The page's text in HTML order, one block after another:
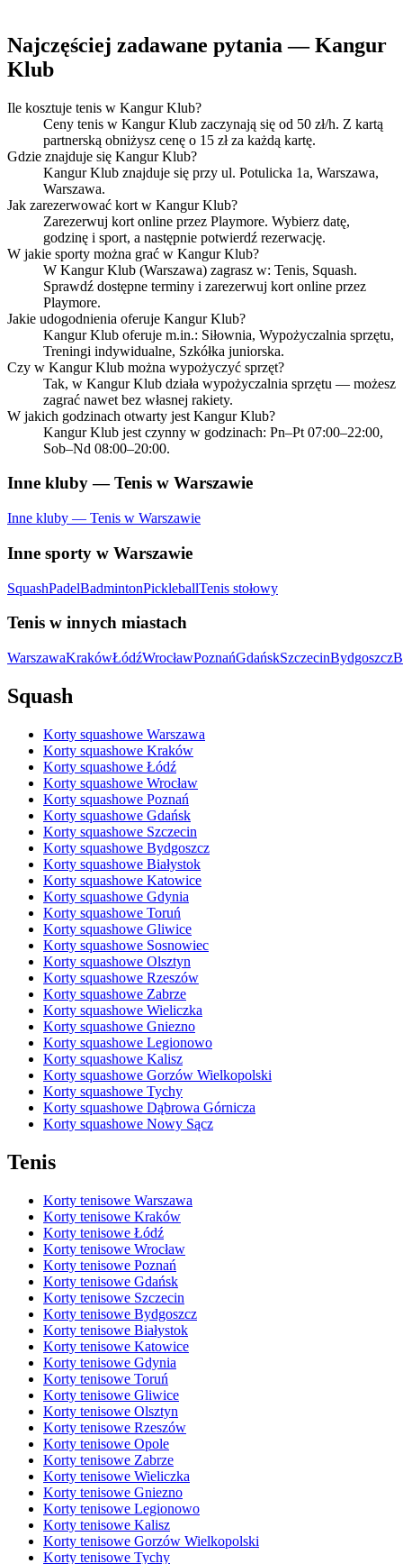
Najczęściej zadawane pytania — Kangur
Klub
Ile kosztuje tenis w Kangur Klub?
Ceny tenis w Kangur Klub zaczynają się od 50 zł/h. Z kartą
partnerską obniżysz cenę o 15 zł za każdą kartę.
Gdzie znajduje się Kangur Klub?
Kangur Klub znajduje się przy ul. Potulicka 1a, Warszawa,
Warszawa.
Jak zarezerwować kort w Kangur Klub?
Zarezerwuj kort online przez Playmore. Wybierz datę,
godzinę i sport, a następnie potwierdź rezerwację.
W jakie sporty można grać w Kangur Klub?
W Kangur Klub (Warszawa) zagrasz w: Tenis, Squash.
Sprawdź dostępne terminy i zarezerwuj kort online przez
Playmore.
Jakie udogodnienia oferuje Kangur Klub?
Kangur Klub oferuje m.in.: Siłownia, Wypożyczalnia sprzętu,
Treningi indywidualne, Szkółka juniorska.
Czy w Kangur Klub można wypożyczyć sprzęt?
Tak, w Kangur Klub działa wypożyczalnia sprzętu — możesz
zagrać nawet bez własnej rakiety.
W jakich godzinach otwarty jest Kangur Klub?
Kangur Klub jest czynny w godzinach: Pn–Pt 07:00–22:00,
Sob–Nd 08:00–20:00.
Inne kluby — Tenis w Warszawie
Inne kluby — Tenis w Warszawie
Inne sporty w Warszawie
SquashPadelBadmintonPickleballTenis stołowy
Tenis w innych miastach
WarszawaKrakówŁódźWrocławPoznańGdańskSzczecinBydgoszcz
Squash
Korty squashowe Warszawa
Korty squashowe Kraków
Korty squashowe Łódź
Korty squashowe Wrocław
Korty squashowe Poznań
Korty squashowe Gdańsk
Korty squashowe Szczecin
Korty squashowe Bydgoszcz
Korty squashowe Białystok
Korty squashowe Katowice
Korty squashowe Gdynia
Korty squashowe Toruń
Korty squashowe Gliwice
Korty squashowe Sosnowiec
Korty squashowe Olsztyn
Korty squashowe Rzeszów
Korty squashowe Zabrze
Korty squashowe Wieliczka
Korty squashowe Gniezno
Korty squashowe Legionowo
Korty squashowe Kalisz
Korty squashowe Gorzów Wielkopolski
Korty squashowe Tychy
Korty squashowe Dąbrowa Górnicza
Korty squashowe Nowy Sącz
Tenis
Korty tenisowe Warszawa
Korty tenisowe Kraków
Korty tenisowe Łódź
Korty tenisowe Wrocław
Korty tenisowe Poznań
Korty tenisowe Gdańsk
Korty tenisowe Szczecin
Korty tenisowe Bydgoszcz
Korty tenisowe Białystok
Korty tenisowe Katowice
Korty tenisowe Gdynia
Korty tenisowe Toruń
Korty tenisowe Gliwice
Korty tenisowe Olsztyn
Korty tenisowe Rzeszów
Korty tenisowe Opole
Korty tenisowe Zabrze
Korty tenisowe Wieliczka
Korty tenisowe Gniezno
Korty tenisowe Legionowo
Korty tenisowe Kalisz
Korty tenisowe Gorzów Wielkopolski
Korty tenisowe Tychy